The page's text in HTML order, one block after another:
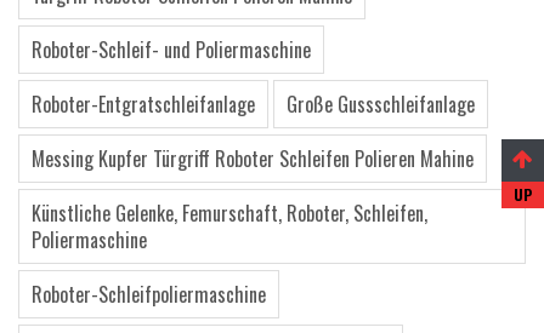
Roboter-Schleif- und Poliermaschine
Roboter-Entgratschleifanlage
Große Gussschleifanlage
Messing Kupfer Türgriff Roboter Schleifen Polieren Mahine
Künstliche Gelenke, Femurschaft, Roboter, Schleifen,
Poliermaschine
Roboter-Schleifpoliermaschine